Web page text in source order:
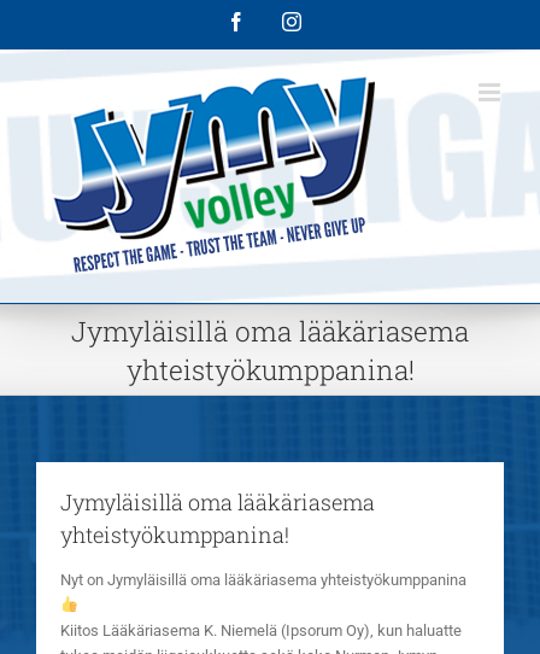
FacebookInstagram
Jymyläisillä oma lääkäriasema
yhteistyökumppanina!
Jymyläisillä oma lääkäriasema
yhteistyökumppanina!
Nyt on Jymyläisillä oma lääkäriasema yhteistyökumppanina
Kiitos Lääkäriasema K. Niemelä (Ipsorum Oy), kun haluatte